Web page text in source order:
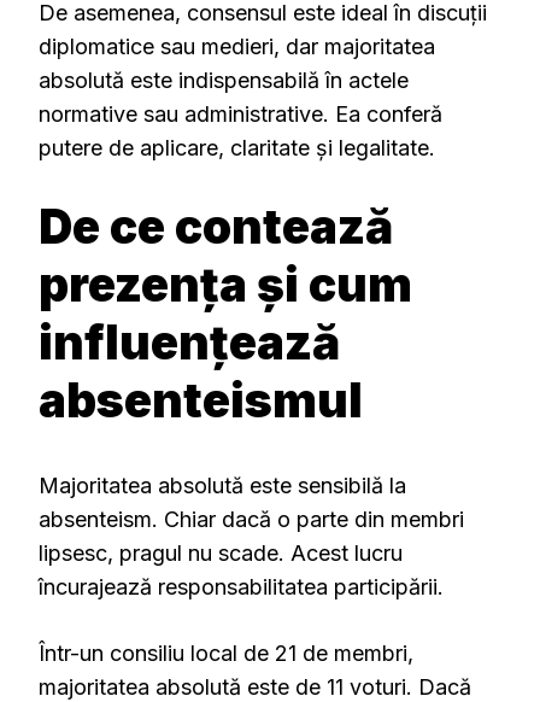
De asemenea, consensul este ideal în discuții
diplomatice sau medieri, dar majoritatea
absolută este indispensabilă în actele
normative sau administrative. Ea conferă
putere de aplicare, claritate și legalitate.
De ce contează
prezența și cum
influențează
absenteismul
Majoritatea absolută este sensibilă la
absenteism. Chiar dacă o parte din membri
lipsesc, pragul nu scade. Acest lucru
încurajează responsabilitatea participării.
Într-un consiliu local de 21 de membri,
majoritatea absolută este de 11 voturi. Dacă